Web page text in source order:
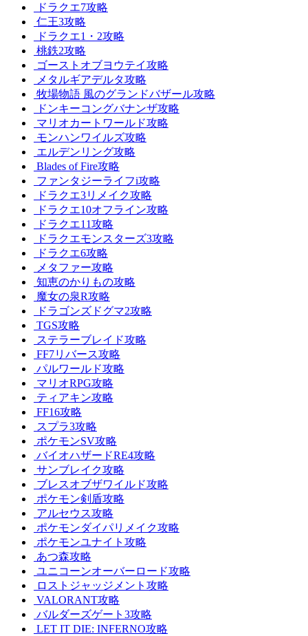
ドラクエ7攻略
仁王3攻略
ドラクエ1・2攻略
桃鉄2攻略
ゴーストオブヨウテイ攻略
メタルギアデルタ攻略
牧場物語 風のグランドバザール攻略
ドンキーコングバナンザ攻略
マリオカートワールド攻略
モンハンワイルズ攻略
エルデンリング攻略
Blades of Fire攻略
ファンタジーライフi攻略
ドラクエ3リメイク攻略
ドラクエ10オフライン攻略
ドラクエ11攻略
ドラクエモンスターズ3攻略
ドラクエ6攻略
メタファー攻略
知恵のかりもの攻略
魔女の泉R攻略
ドラゴンズドグマ2攻略
TGS攻略
ステラーブレイド攻略
FF7リバース攻略
パルワールド攻略
マリオRPG攻略
ティアキン攻略
FF16攻略
スプラ3攻略
ポケモンSV攻略
バイオハザードRE4攻略
サンブレイク攻略
ブレスオブザワイルド攻略
ポケモン剣盾攻略
アルセウス攻略
ポケモンダイパリメイク攻略
ポケモンユナイト攻略
あつ森攻略
ユニコーンオーバーロード攻略
ロストジャッジメント攻略
VALORANT攻略
バルダーズゲート3攻略
LET IT DIE: INFERNO攻略